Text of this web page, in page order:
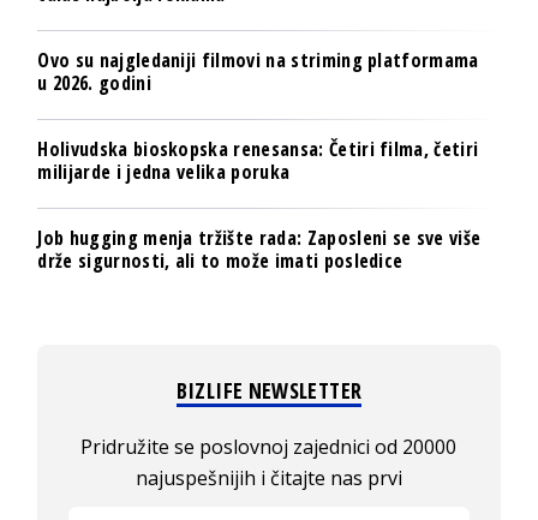
Ovo su najgledaniji filmovi na striming platformama
u 2026. godini
Holivudska bioskopska renesansa: Četiri filma, četiri
milijarde i jedna velika poruka
Job hugging menja tržište rada: Zaposleni se sve više
drže sigurnosti, ali to može imati posledice
BIZLIFE NEWSLETTER
Pridružite se poslovnoj zajednici od 20000
najuspešnijih i čitajte nas prvi